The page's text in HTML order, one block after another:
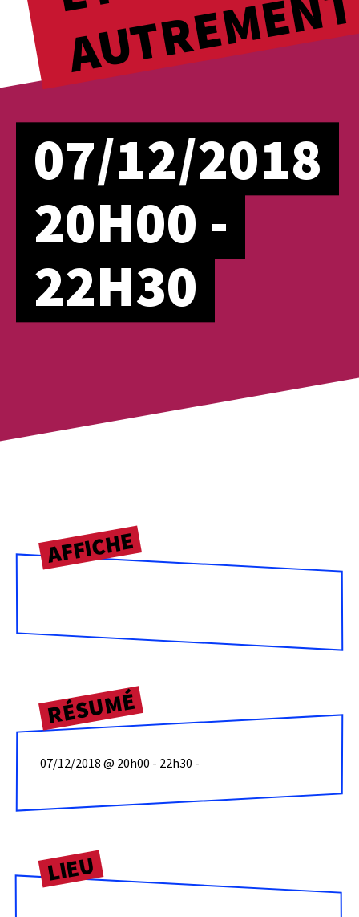
T
07/12/2018
20H00 -
22H30
AFFICHE
RÉSUMÉ
07/12/2018 @ 20h00 - 22h30 -
LIEU